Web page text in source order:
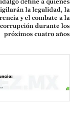
define a quienes
la legalidad, la
y el combate a la
corrupción durante los
próximos cuatro años